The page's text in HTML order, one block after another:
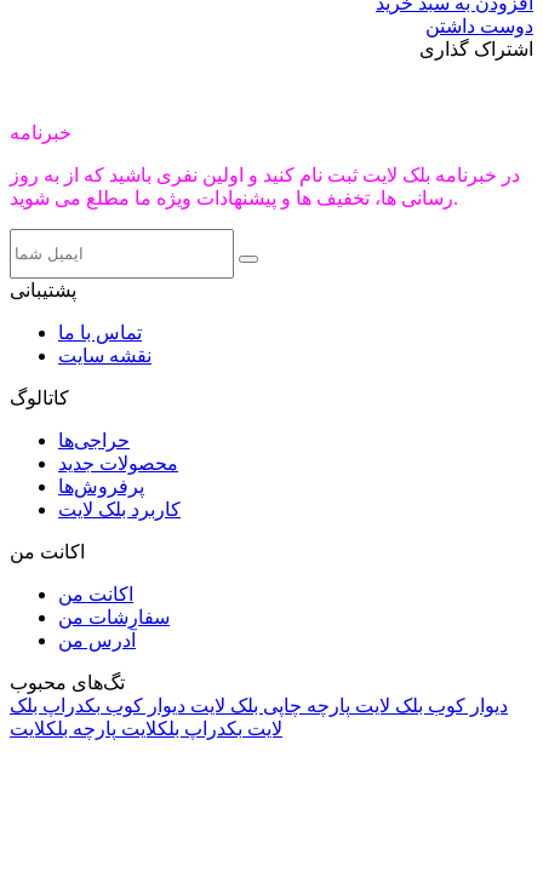
دوست داشتن
اشتراک گذاری
خبرنامه
در خبرنامه بلک لایت ثبت نام کنید و اولین نفری باشید که از به روز
رسانی ها، تخفیف ها و پیشنهادات ویژه ما مطلع می شوید.
پشتیبانی
تماس با ما
نقشه سایت
کاتالوگ
حراجی‌ها
محصولات جدید
پرفروش‌ها
کاربرد بلک لایت
اکانت من
اکانت من
سفارشات من
آدرس من
تگ‌های محبوب
دیوار کوب بلک لایت پارچه چاپی بلک لایت دیوار کوب بکدراپ بلک
لایت بکدراپ بلکلایت پارچه بلکلایت